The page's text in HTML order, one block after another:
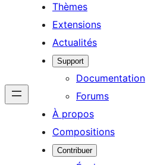
Thèmes
Extensions
Actualités
Support
Documentation
Forums
À propos
Compositions
Contribuer